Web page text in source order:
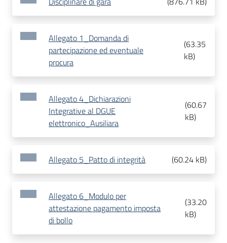
Allegato 1_Domanda di
partecipazione ed eventuale
procura
(63.35
kB)
Allegato 4_Dichiarazioni
Integrative al DGUE
elettronico_Ausiliara
(60.67
kB)
Allegato 5_Patto di integrità (60.24 kB)
Allegato 6_Modulo per
attestazione pagamento imposta
di bollo
(33.20
kB)